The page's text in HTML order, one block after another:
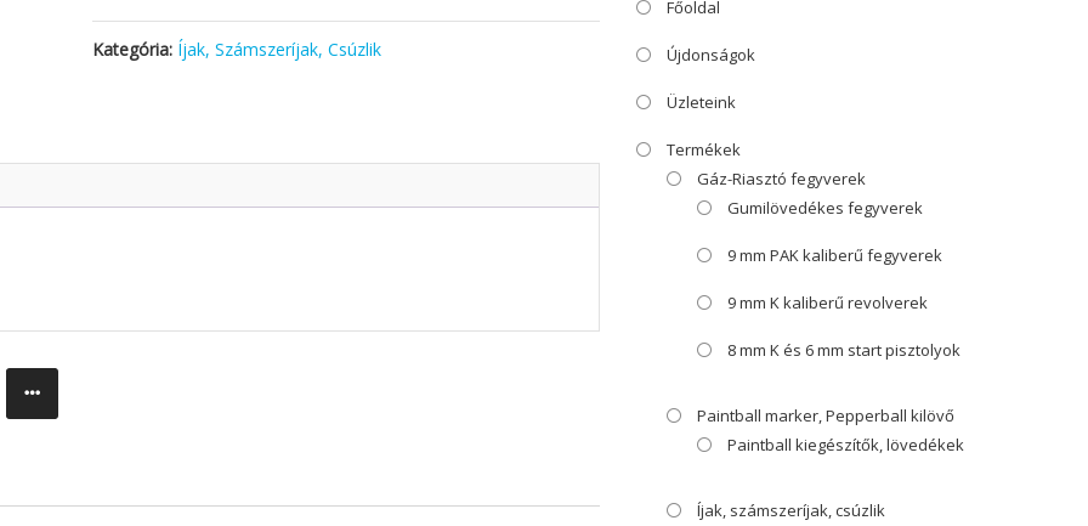
Kategória: Íjak, Számszeríjak, Csúzlik
Főoldal
Újdonságok
Üzleteink
Termékek
Gáz-Riasztó fegyverek
Gumilövedékes fegyverek
9 mm PAK kaliberű fegyverek
9 mm K kaliberű revolverek
8 mm K és 6 mm start pisztolyok
Paintball marker, Pepperball kilövő
Paintball kiegészítők, lövedékek
Íjak, számszeríjak, csúzlik